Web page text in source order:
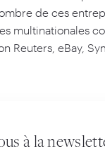
de ces
multinationales
Reuters, eBay,
à la